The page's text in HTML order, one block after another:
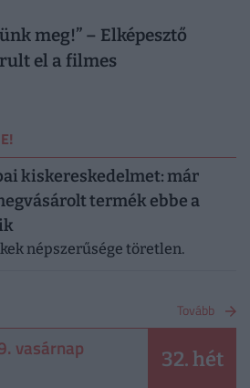
meg!” – Elképesztő
el a filmes
kiskereskedelmet: már
termék ebbe a
népszerűsége töretlen.
Tovább
vasárnap 32. hét